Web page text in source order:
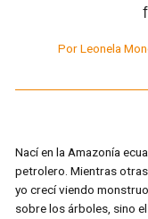
Por Leonela
Nací en la Amazonía
petrolero. Mientras
yo crecí viendo
sobre los árboles, sino